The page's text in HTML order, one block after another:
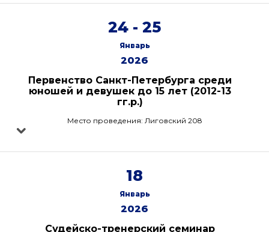
24 - 25
Январь
2026
Первенство Санкт-Петербурга среди
юношей и девушек до 15 лет (2012-13
гг.р.)
Место проведения: Лиговский 208
18
Январь
2026
Судейско-тренерский семинар